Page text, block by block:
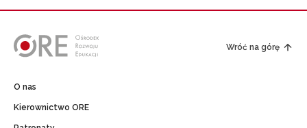
Wróć na górę
O nas
Kierownictwo ORE